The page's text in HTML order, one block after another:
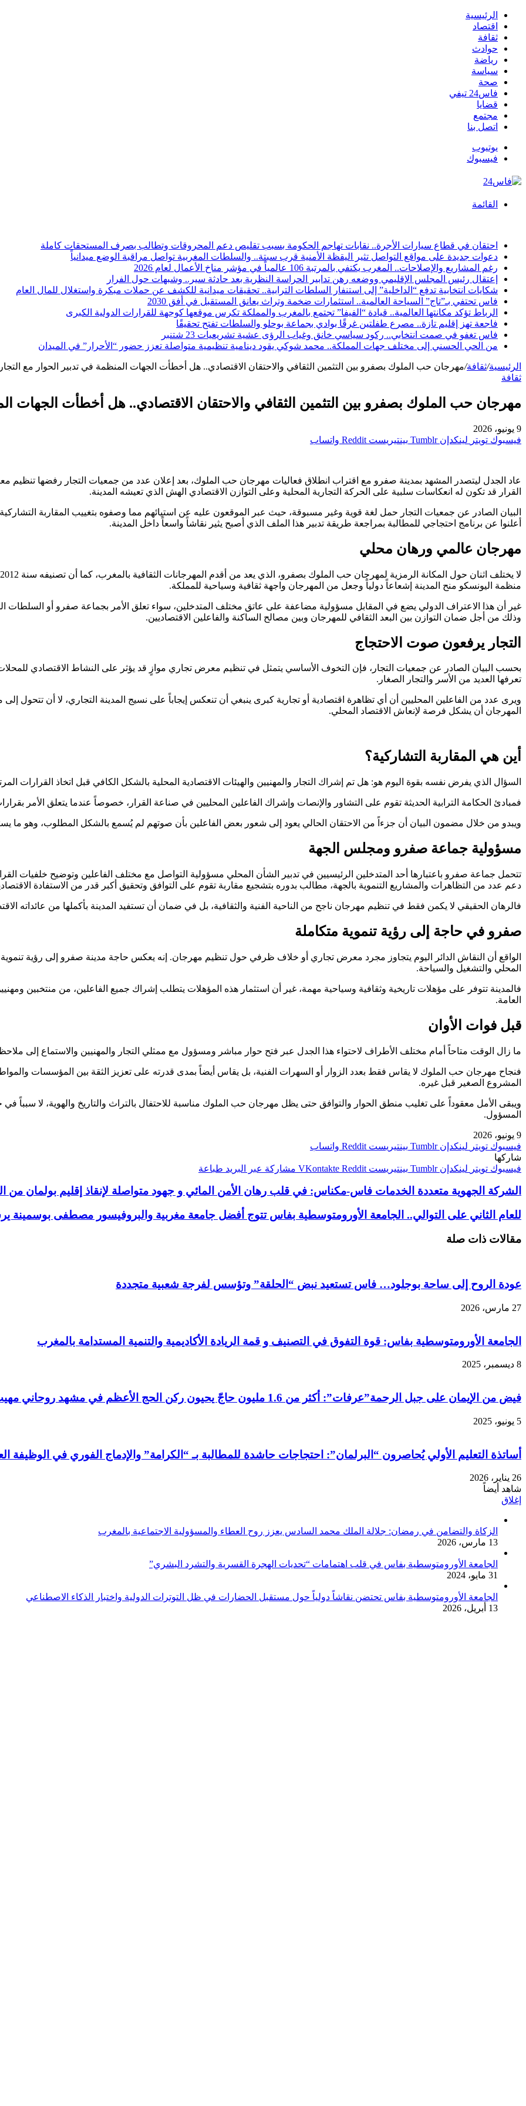
الرئيسية
اقتصاد
ثقافة
حوادث
رياضة
سياسة
صحة
فاس24 تيفي
قضايا
مجتمع
اتصل بنا
يوتيوب
فيسبوك
القائمة
احتقان في قطاع سيارات الأجرة.. نقابات تهاجم الحكومة بسبب تقليص دعم المحروقات وتطالب بصرف المستحقات كاملة
دعوات جديدة على مواقع التواصل تثير اليقظة الأمنية قرب سبتة.. والسلطات المغربية تواصل مراقبة الوضع ميدانياً
رغم المشاريع والإصلاحات.. المغرب يكتفي بالمرتبة 106 عالمياً في مؤشر مناخ الأعمال لعام 2026
إعتقال رئيس المجلس الإقليمي ووضعه رهن تدابير الحراسة النظرية بعد حادثة سير.. وشبهات حول الفرار
شكايات انتخابية تدفع “الداخلية” إلى استنفار السلطات الترابية.. تحقيقات ميدانية للكشف عن حملات مبكرة واستغلال للمال العام
فاس تحتفي بـ”تاج” السياحة العالمية.. استثمارات ضخمة وتراث يعانق المستقبل في أفق 2030
الرباط تؤكد مكانتها العالمية.. قيادة “الفيفا” تجتمع بالمغرب والمملكة تكرس موقعها كوجهة للقرارات الدولية الكبرى
فاجعة تهز إقليم تازة.. مصرع طفلتين غرقًا بوادي بجماعة بوحلو والسلطات تفتح تحقيقًا
فاس تغفو في صمت انتخابي.. ركود سياسي خانق وغياب الرؤى عشية تشريعيات 23 شتنبر
من الحي الحسني إلى مختلف جهات المملكة.. محمد شوكي يقود دينامية تنظيمية متواصلة تعزز حضور “الأحرار” في الميدان
الرئيسية/ثقافة/مهرجان حب الملوك بصفرو بين التثمين الثقافي والاحتقان الاقتصادي.. هل أخطأت الجهات المنظمة في تدبير الحوار مع
ثقافة
مهرجان حب الملوك بصفرو بين التثمين الثقافي والاحتقان الاقتصادي.. هل أخطأت الجهات
9 يونيو، 2026
فيسبوك تويتر لينكدإن بينتيريست واتساب
عاد الجدل ليتصدر المشهد بمدينة صفرو مع اقتراب انطلاق فعاليات مهرجان حب الملوك، بعد إعلان عدد من جمعيات التجار رفضها تنظيم
القرار قد تكون له انعكاسات سلبية على الحركة التجارية المحلية وعلى التوازن الاقتصادي الهش الذي تعيشه المدينة.
البيان الصادر عن جمعيات التجار حمل لغة قوية وغير مسبوقة، حيث عبر الموقعون عليه عن استيائهم مما وصفوه بتغييب المقاربة التشاركية
أعلنوا عن برنامج احتجاجي للمطالبة بمراجعة طريقة تدبير هذا الملف الذي أصبح يثير نقاشاً واسعاً داخل المدينة.
مهرجان عالمي ورهان محلي
منظمة اليونسكو منح المدينة إشعاعاً دولياً وجعل من المهرجان واجهة ثقافية وسياحية للمملكة.
غير أن هذا الاعتراف الدولي يضع في المقابل مسؤولية مضاعفة على عاتق مختلف المتدخلين، سواء تعلق الأمر بجماعة صفرو أو
وذلك من أجل ضمان التوازن بين البعد الثقافي للمهرجان وبين مصالح الساكنة والفاعلين الاقتصاديين.
التجار يرفعون صوت الاحتجاج
بحسب البيان الصادر عن جمعيات التجار، فإن التخوف الأساسي يتمثل في تنظيم معرض تجاري موازٍ قد يؤثر على النشاط الاقتصادي للمحلات
تعرفها العديد من الأسر والتجار الصغار.
ويرى عدد من الفاعلين المحليين أن أي تظاهرة اقتصادية أو تجارية كبرى ينبغي أن تنعكس إيجاباً على نسيج المدينة التجاري، لا أن تتحول
المهرجان أن يشكل فرصة لإنعاش الاقتصاد المحلي.
أين هي المقاربة التشاركية؟
السؤال الذي يفرض نفسه بقوة اليوم هو: هل تم إشراك التجار والمهنيين والهيئات الاقتصادية المحلية بالشكل الكافي قبل اتخاذ القرارات
فمبادئ الحكامة الترابية الحديثة تقوم على التشاور والإنصات وإشراك الفاعلين المحليين في صناعة القرار، خصوصاً عندما يتعلق الأمر
ويبدو من خلال مضمون البيان أن جزءاً من الاحتقان الحالي يعود إلى شعور بعض الفاعلين بأن صوتهم لم يُسمع بالشكل المطلوب، وهو ما
مسؤولية جماعة صفرو ومجلس الجهة
تتحمل جماعة صفرو باعتبارها أحد المتدخلين الرئيسيين في تدبير الشأن المحلي مسؤولية التواصل مع مختلف الفاعلين وتوضيح
دعم عدد من التظاهرات والمشاريع التنموية بالجهة، مطالب بدوره بتشجيع مقاربة تقوم على التوافق وتحقيق أكبر قدر من الاستفادة
فالرهان الحقيقي لا يكمن فقط في تنظيم مهرجان ناجح من الناحية الفنية والثقافية، بل في ضمان أن تستفيد المدينة بأكملها من عائداته
صفرو في حاجة إلى رؤية تنموية متكاملة
الواقع أن النقاش الدائر اليوم يتجاوز مجرد معرض تجاري أو خلاف ظرفي حول تنظيم مهرجان. إنه يعكس حاجة مدينة صفرو إلى رؤية تنموية
المحلي والتشغيل والسياحة.
فالمدينة تتوفر على مؤهلات تاريخية وثقافية وسياحية مهمة، غير أن استثمار هذه المؤهلات يتطلب إشراك جميع الفاعلين، من منتخبين
العامة.
قبل فوات الأوان
ما زال الوقت متاحاً أمام مختلف الأطراف لاحتواء هذا الجدل عبر فتح حوار مباشر ومسؤول مع ممثلي التجار والمهنيين والاستماع إلى
فنجاح مهرجان حب الملوك لا يقاس فقط بعدد الزوار أو السهرات الفنية، بل يقاس أيضاً بمدى قدرته على تعزيز الثقة بين المؤسسات
المشروع الصغير قبل غيره.
ويبقى الأمل معقوداً على تغليب منطق الحوار والتوافق حتى يظل مهرجان حب الملوك مناسبة للاحتفال بالتراث والتاريخ والهوية، لا سبباً في
المسؤول.
9 يونيو، 2026
فيسبوك تويتر لينكدإن بينتيريست
واتساب
شاركها
فيسبوك تويتر لينكدإن بينتيريست مشاركة عبر البريد طباعة
الشركة الجهوية متعددة الخدمات فاس-مكناس: في قلب رهان الأمن المائي و جهود متواصلة لإنقاذ إقليم بولمان
للعام الثاني على التوالي.. الجامعة الأورومتوسطية بفاس تتوج أفضل جامعة مغربية والبروفيسور مصطفى بوسمينة
مقالات ذات صلة
عودة الروح إلى ساحة بوجلود… فاس تستعيد نبض “الحلقة” وتؤسس لفرجة شعبية متجددة
27 مارس، 2026
الجامعة الأورومتوسطية بفاس: قوة التفوق في التصنيف و قمة الريادة الأكاديمية والتنمية المستدامة بالمغرب
8 ديسمبر، 2025
فيض من الإيمان على جبل الرحمة”عرفات”: أكثر من 1.6 مليون حاجّ يحيون ركن الحج الأعظم في مشهد روحاني مهيب
5 يونيو، 2025
أساتذة التعليم الأولي يُحاصرون “البرلمان”: احتجاجات حاشدة للمطالبة بـ “الكرامة” والإدماج الفوري في الوظيفة
26 يناير، 2026
شاهد أيضاً
إغلاق
الزكاة والتضامن في رمضان: جلالة الملك محمد السادس يعزز روح العطاء والمسؤولية الاجتماعية بالمغرب
13 مارس، 2026
الجامعة الأورومتوسطية بفاس في قلب اهتمامات “تحديات الهجرة القسرية والتشرد البشري”
31 مايو، 2024
الجامعة الأورومتوسطية بفاس تحتضن نقاشاً دولياً حول مستقبل الحضارات في ظل التوترات الدولية واختبار الذكاء الاصطناعي
13 أبريل، 2026